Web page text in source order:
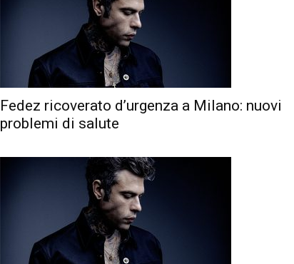
Fedez ricoverato d’urgenza a Milano: nuovi
problemi di salute